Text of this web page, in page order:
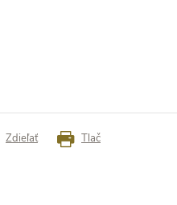
Tlač
Zdieľať